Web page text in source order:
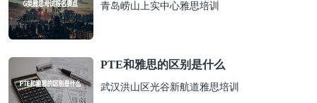
青岛崂山上实中心雅思培训
PTE和雅思的区别是什么
武汉洪山区光谷新航道雅思培训